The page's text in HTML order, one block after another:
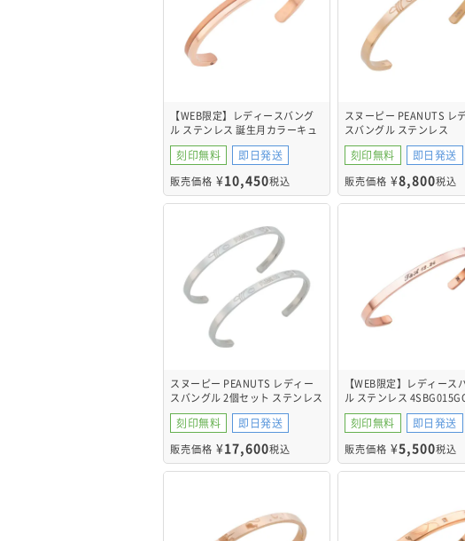
【WEB限定】レディースバング
ル ステンレス 誕生月カラーキュ
ービック 4SBG201GO
刻印無料 即日発送
販売価格 ¥10,450税込
スヌーピー PEANUTS レ
スバングル ステンレス
PNST003GO
刻印無料 即日発送
販売価格 ¥8,800税込
スヌーピー PEANUTS レディー
スバングル 2個セット ステンレス
PNST003SV&PNST003SV
刻印無料 即日発送
販売価格 ¥17,600税込
【WEB限定】レディース
ル ステンレス
刻印無料 即日発送
販売価格 ¥5,500税込